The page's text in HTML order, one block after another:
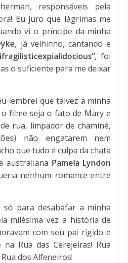
responsáveis pela
Eu juro que lágrimas me
vi o príncipe da minha
, já velhinho, cantando e
, foi
o suficiente para me deixar
lembrei que talvez a minha
o filme seja o fato de Mary e
rua, limpador de chaminé,
não engatarem nem
que tudo é culpa da chata
australiana Pamela Lyndon
nenhum romance entre
para desabafar a minha
milésima vez a história de
com seu pai rígido e
Rua das Cerejeiras! Rua
dos Alfeneiros!